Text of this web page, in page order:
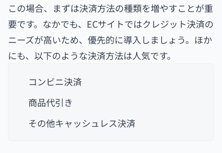
この場合、まずは決済方法の種類を増やすことが重
要です。なかでも、ECサイトではクレジット決済の
ニーズが高いため、優先的に導入しましょう。ほか
にも、以下のような決済方法は人気です。
コンビニ決済
商品代引き
その他キャッシュレス決済